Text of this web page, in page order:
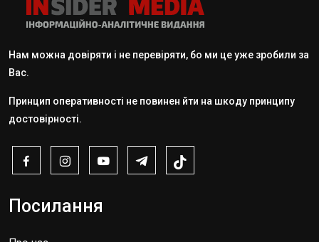
Нам можна довіряти і не перевіряти, бо ми це уже зробили за
Вас.
Принцип оперативності не повинен йти на шкоду принципу
достовірності.
Посилання